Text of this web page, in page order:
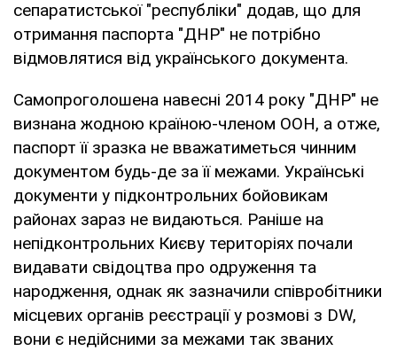
сепаратистської "республіки" додав, що для
отримання паспорта "ДНР" не потрібно
відмовлятися від українського документа.
Самопроголошена навесні 2014 року "ДНР" не
визнана жодною країною-членом ООН, а отже,
паспорт її зразка не вважатиметься чинним
документом будь-де за її межами. Українські
документи у підконтрольних бойовикам
районах зараз не видаються. Раніше на
непідконтрольних Києву територіях почали
видавати свідоцтва про одруження та
народження, однак як зазначили співробітники
місцевих органів реєстрації у розмові з DW,
вони є недійсними за межами так званих